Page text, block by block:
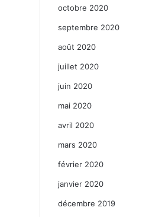
octobre 2020
septembre 2020
août 2020
juillet 2020
juin 2020
mai 2020
avril 2020
mars 2020
février 2020
janvier 2020
décembre 2019